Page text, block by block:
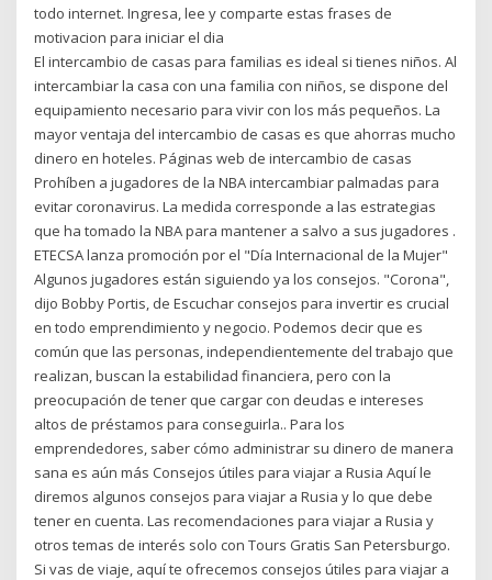
todo internet. Ingresa, lee y comparte estas frases de
motivacion para iniciar el dia
El intercambio de casas para familias es ideal si tienes niños. Al
intercambiar la casa con una familia con niños, se dispone del
equipamiento necesario para vivir con los más pequeños. La
mayor ventaja del intercambio de casas es que ahorras mucho
dinero en hoteles. Páginas web de intercambio de casas
Prohíben a jugadores de la NBA intercambiar palmadas para
evitar coronavirus. La medida corresponde a las estrategias
que ha tomado la NBA para mantener a salvo a sus jugadores .
ETECSA lanza promoción por el "Día Internacional de la Mujer"
Algunos jugadores están siguiendo ya los consejos. "Corona",
dijo Bobby Portis, de Escuchar consejos para invertir es crucial
en todo emprendimiento y negocio. Podemos decir que es
común que las personas, independientemente del trabajo que
realizan, buscan la estabilidad financiera, pero con la
preocupación de tener que cargar con deudas e intereses
altos de préstamos para conseguirla.. Para los
emprendedores, saber cómo administrar su dinero de manera
sana es aún más Consejos útiles para viajar a Rusia Aquí le
diremos algunos consejos para viajar a Rusia y lo que debe
tener en cuenta. Las recomendaciones para viajar a Rusia y
otros temas de interés solo con Tours Gratis San Petersburgo.
Si vas de viaje, aquí te ofrecemos consejos útiles para viajar a